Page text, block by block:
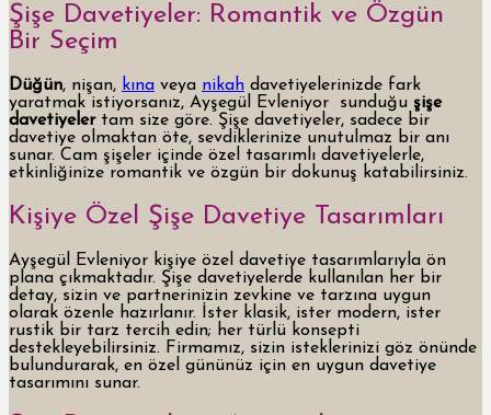
Şişe Davetiyeler: Romantik ve Özgün
Bir Seçim
Düğün, nişan, kına veya nikah davetiyelerinizde fark
yaratmak istiyorsanız, Ayşegül Evleniyor sunduğu şişe
davetiyelertam size göre. Şişe davetiyeler, sadece bir
davetiye olmaktan öte, sevdiklerinize unutulmaz bir anı
sunar. Cam şişeler içinde özel tasarımlı davetiyelerle,
etkinliğinize romantik ve özgün bir dokunuş katabilirsiniz.
Kişiye Özel Şişe Davetiye Tasarımları
Ayşegül Evleniyor kişiye özel davetiye tasarımlarıyla ön
plana çıkmaktadır. Şişe davetiyelerde kullanılan her bir
detay, sizin ve partnerinizin zevkine ve tarzına uygun
olarak özenle hazırlanır. İster klasik, ister modern, ister
rustik bir tarz tercih edin; her türlü konsepti
destekleyebilirsiniz. Firmamız, sizin isteklerinizi göz önünde
bulundurarak, en özel gününüz için en uygun davetiye
tasarımını sunar.